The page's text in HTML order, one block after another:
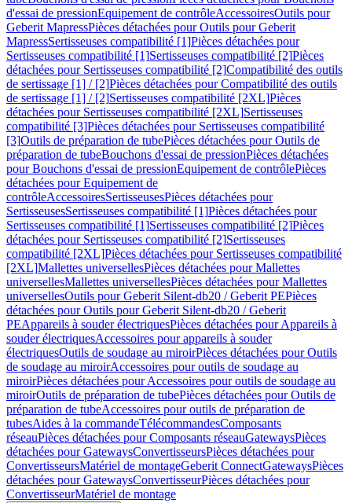
d'essai de pressionEquipement de contrôleAccessoiresOutils pour
Geberit MapressPièces détachées pour Outils pour Geberit
MapressSertisseuses compatibilité [1]Pièces détachées pour
Sertisseuses compatibilité [1]Sertisseuses compatibilité [2]Pièces
détachées pour Sertisseuses compatibilité [2]Compatibilité des outils
de sertissage [1] / [2]Pièces détachées pour Compatibilité des outils
de sertissage [1] / [2]Sertisseuses compatibilité [2XL]Pièces
détachées pour Sertisseuses compatibilité [2XL]Sertisseuses
compatibilité [3]Pièces détachées pour Sertisseuses compatibilité
[3]Outils de préparation de tubePièces détachées pour Outils de
préparation de tubeBouchons d'essai de pressionPièces détachées
pour Bouchons d'essai de pressionEquipement de contrôlePièces
détachées pour Equipement de
contrôleAccessoiresSertisseusesPièces détachées pour
SertisseusesSertisseuses compatibilité [1]Pièces détachées pour
Sertisseuses compatibilité [1]Sertisseuses compatibilité [2]Pièces
détachées pour Sertisseuses compatibilité [2]Sertisseuses
compatibilité [2XL]Pièces détachées pour Sertisseuses compatibilité
[2XL]Mallettes universellesPièces détachées pour Mallettes
universellesMallettes universellesPièces détachées pour Mallettes
universellesOutils pour Geberit Silent-db20 / Geberit PEPièces
détachées pour Outils pour Geberit Silent-db20 / Geberit
PEAppareils à souder électriquesPièces détachées pour Appareils à
souder électriquesAccessoires pour appareils à souder
électriquesOutils de soudage au miroirPièces détachées pour Outils
de soudage au miroirAccessoires pour outils de soudage au
miroirPièces détachées pour Accessoires pour outils de soudage au
miroirOutils de préparation de tubePièces détachées pour Outils de
préparation de tubeAccessoires pour outils de préparation de
tubesAides à la commandeTélécommandesComposants
réseauPièces détachées pour Composants réseauGatewaysPièces
détachées pour GatewaysConvertisseursPièces détachées pour
ConvertisseursMatériel de montageGeberit ConnectGatewaysPièces
détachées pour GatewaysConvertisseurPièces détachées pour
ConvertisseurMatériel de montage